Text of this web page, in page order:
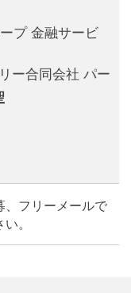
プ 金融サービ
ー合同会社 パー
フリーメールで
。